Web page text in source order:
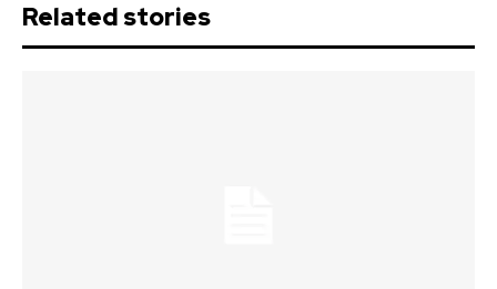
Related stories